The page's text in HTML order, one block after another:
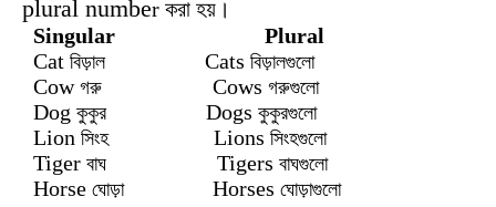
plural number করা হয়।
Singular Plural
Cat বিড়াল Cats বিড়ালগুলো
Cow গরু Cows গরুগুলো
Dog কুকুরDogs কুকুরগুলো
Lion সিংহ Lions সিংহগুলো
Tiger বাঘ Tigers বাঘগুলো
Horse ঘোড়া Horses ঘোড়াগুলো